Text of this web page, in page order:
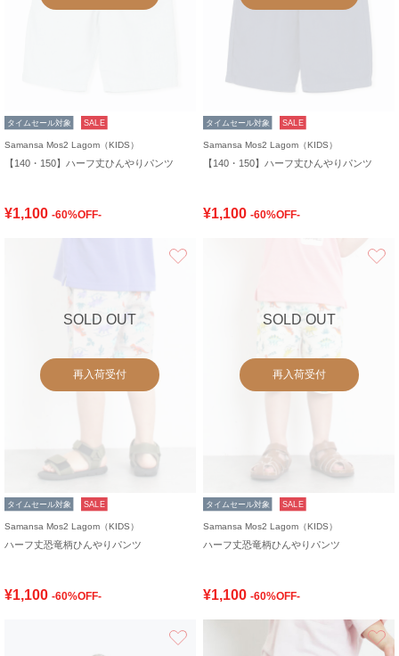
タイムセール対象 SALE
Samansa Mos2 Lagom（KIDS）
【140・150】ハーフ丈ひんやりパンツ
¥1,100 -60%OFF-
タイムセール対象 SALE
Samansa Mos2 Lagom（KIDS）
【140・150】ハーフ丈ひんやりパンツ
¥1,100 -60%OFF-
SOLD OUT
再入荷受付
タイムセール対象 SALE
Samansa Mos2 Lagom（KIDS）
ハーフ丈恐竜柄ひんやりパンツ
¥1,100 -60%OFF-
SOLD OUT
再入荷受付
タイムセール対象 SALE
Samansa Mos2 Lagom（KIDS）
ハーフ丈恐竜柄ひんやりパンツ
¥1,100 -60%OFF-